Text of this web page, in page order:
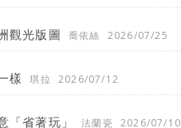
觀光版圖 喬依絲 2026/07/25
樣 琪拉 2026/07/12
「省著玩」 法蘭瓷 2026/07/10